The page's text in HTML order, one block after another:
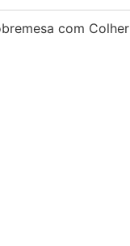
com Colher